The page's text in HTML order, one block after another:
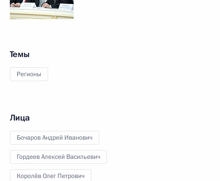
Темы
Регионы
Лица
Бочаров Андрей Иванович
Гордеев Алексей Васильевич
Королёв Олег Петрович